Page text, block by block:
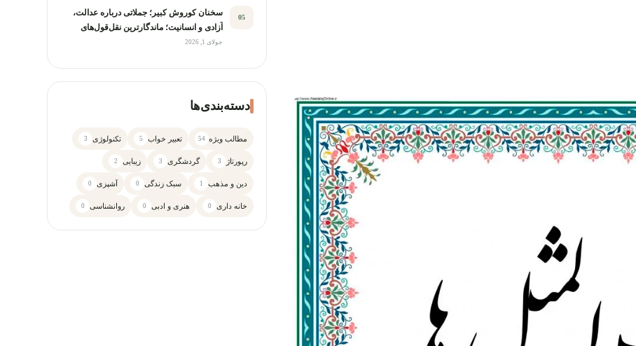
05
سخنان کوروش کبیر؛ جملاتی درباره عدالت،
آزادی و انسانیت؛ ماندگارترین نقل‌قول‌های
تاریخی
جولای 1, 2026
دسته‌بندی‌ها
مطالب ویژه 54 تعبیر خواب 5 تکنولوژی 3
رپورتاژ 3 گردشگری 3 زیبایی 2
دین و مذهب 1 سبک زندگی 0 آشپزی 0
خانه داری 0 هنری و ادبی 0 روانشناسی 0